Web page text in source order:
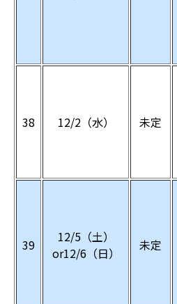
38 12/2（水） 未定
39
12/5（土）
or12/6（日）
未定